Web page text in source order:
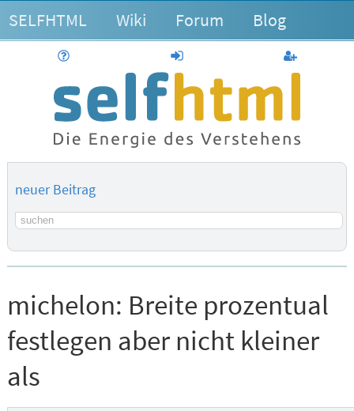
SELFHTML Wiki Forum Blog
anmelden
neuer Beitrag
Suchbegriff
michelon: Breite prozentual
festlegen aber nicht kleiner
als